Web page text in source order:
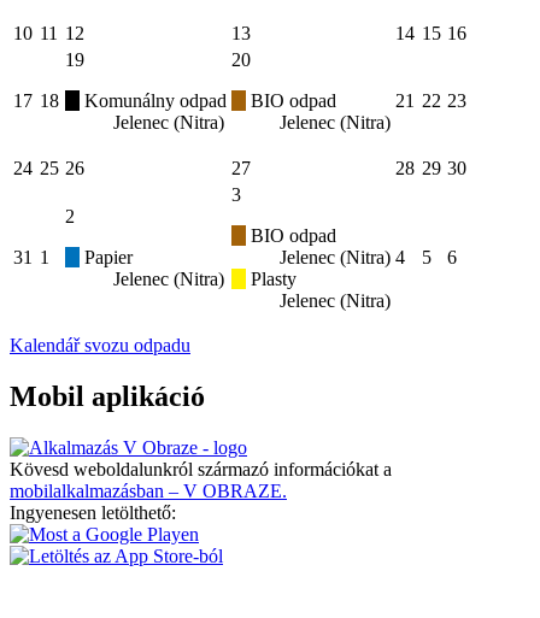
10 11 12 13 14 15 16
17 18
19
Komunálny odpad
Jelenec (Nitra)
20
BIO odpad
Jelenec (Nitra)
21 22 23
24 25 26 27 28 29 30
31 1
2
Papier
Jelenec (Nitra)
3
BIO odpad
Jelenec (Nitra)
Plasty
Jelenec (Nitra)
4 5 6
Kalendář svozu odpadu
Mobil aplikáció
Kövesd weboldalunkról származó információkat a
mobilalkalmazásban – V OBRAZE.
Ingyenesen letölthető: